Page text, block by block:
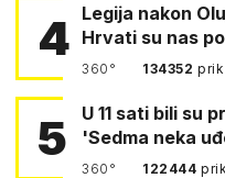
4 Legija nakon
Hrvati su nas
360° 134352
5
U 11 sati bili su pred Kninom. Gotovina:
'Sedma neka
360° 122444